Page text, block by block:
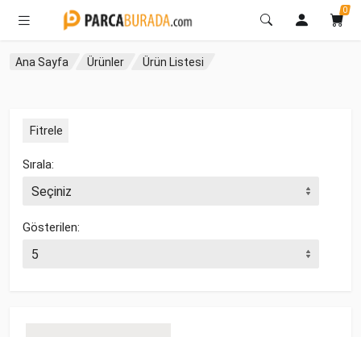
0
Ana Sayfa Ürünler Ürün Listesi
Fitrele
Sırala:
Gösterilen: